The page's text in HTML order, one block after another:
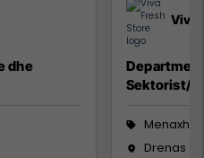
dhe
Viva
Sektorist/
Drenas